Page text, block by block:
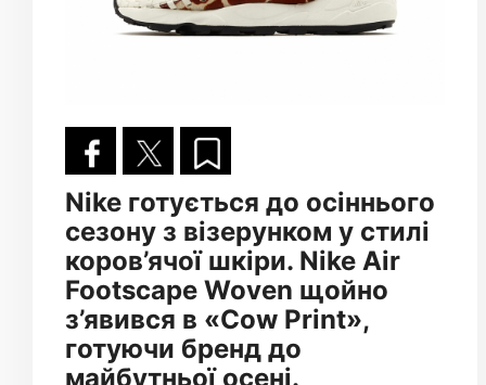
Nike готується до осіннього
сезону з візерунком у стилі
коров’ячої шкіри. Nike Air
Footscape Woven щойно
з’явився в «Cow Print»,
готуючи бренд до
майбутньої осені.